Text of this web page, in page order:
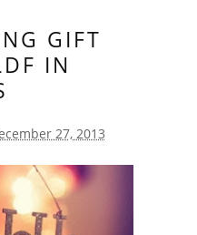
GIFT
IN
27, 2013